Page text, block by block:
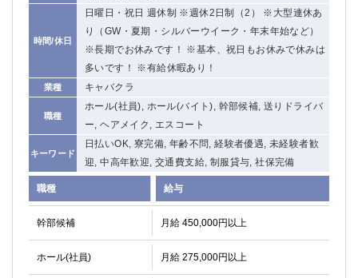
時間/休日
日曜日・祝日 週休制 ※週休2日制（2） ※大型連休あ
り（GW・夏期・シルバーウイーク・年末年始など）
※長期でお休みです！ ※基本、祝日もお休みで休みは
多いです！ ※有給休暇あり！
業種 キャバクラ
職種
ホール(社員), ホール(バイト), 幹部候補, 送りドライバ
ー, ヘアメイク, エスコート
キーワード
日払いOK, 寮完備, 年齢不問, 経験者優遇, 未経験者歓
迎, 中高年歓迎, 交通費支給, 制服貸与, 社保完備
職種 給与
幹部候補 月給 450,000円以上
ホール(社員) 月給 275,000円以上